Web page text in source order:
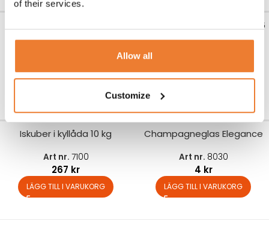
of their services.
Allow all
Customize
Essence/Iittala
10kr
Bordskjol ”Deluxe” vit 183×76
cm
195kr
Iskuber i kyllåda 10 kg
Art nr. 7100
267 kr
LÄGG TILL I VARUKORG
Champagneglas Elegance
Art nr. 8030
4 kr
LÄGG TILL I VARUKORG